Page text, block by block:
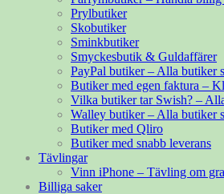
Prylbutiker
Skobutiker
Sminkbutiker
Smyckesbutik & Guldaffärer
PayPal butiker – Alla butiker
Butiker med egen faktura –
Vilka butiker tar Swish? –
Walley butiker – Alla butiker
Butiker med Qliro
Butiker med snabb leverans
Tävlingar
Vinn iPhone – Tävling om
Billiga saker